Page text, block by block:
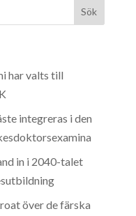
har valts till
integreras i den
in i 2040-talet
över de färska